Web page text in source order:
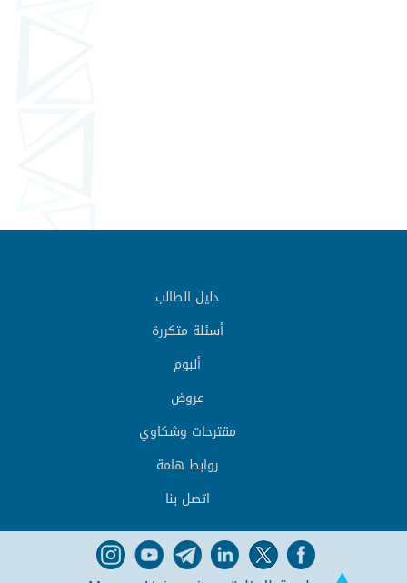
دليل الطالب
أسئلة متكررة
ألبوم
عروض
مقترحات وشكاوي
روابط هامة
اتصل بنا